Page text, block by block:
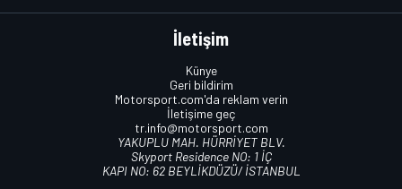
İletişim
Künye
Geri bildirim
Motorsport.com'da reklam verin
İletişime geç
tr.info@motorsport.com
YAKUPLU MAH. HÜRRİYET BLV.
Skyport Residence NO: 1 İÇ
KAPI NO: 62 BEYLİKDÜZÜ/ İSTANBUL